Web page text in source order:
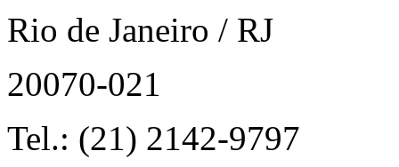
Rio de Janeiro / RJ
20070-021
Tel.: (21) 2142-9797